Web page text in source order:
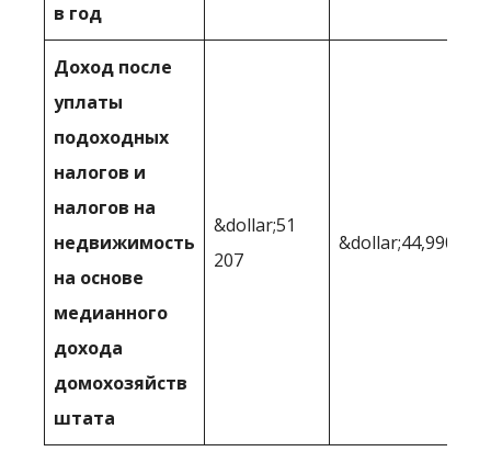
в год
Доход после
уплаты
подоходных
налогов и
налогов на
недвижимость
на основе
медианного
дохода
домохозяйств
штата
&dollar;51
207
&dollar;44,990